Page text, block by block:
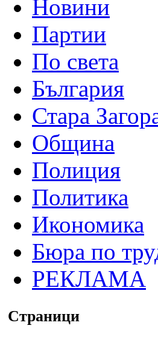
Новини
Партии
По света
България
Стара
Община
Полиция
Политика
Икономика
Бюра по
РЕКЛАМА
Страници